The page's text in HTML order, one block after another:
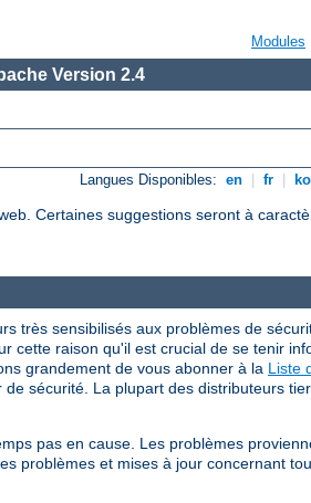
Modules
Version 2.4
Langues Disponibles: en fr ko
Certaines suggestions seront à
très sensibilisés aux problèmes de
cette raison qu'il est crucial de se tenir
grandement de vous abonner à la Liste
sécurité. La plupart des distributeurs
pas en cause. Les problèmes
problèmes et mises à jour concernant